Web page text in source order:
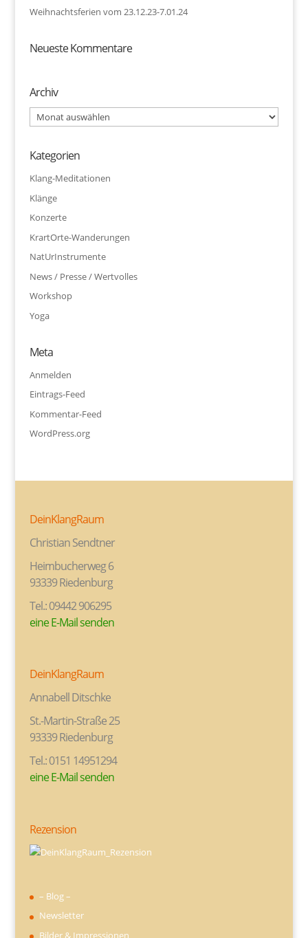
Weihnachtsferien vom 23.12.23-7.01.24
Neueste Kommentare
Archiv
Archiv
Kategorien
Klang-Meditationen
Klänge
Konzerte
KrartOrte-Wanderungen
NatUrInstrumente
News / Presse / Wertvolles
Workshop
Yoga
Meta
Anmelden
Eintrags-Feed
Kommentar-Feed
WordPress.org
DeinKlangRaum
Christian Sendtner
Heimbucherweg 6
93339 Riedenburg
Tel.: 09442 906295
eine E-Mail senden
DeinKlangRaum
Annabell Ditschke
St.-Martin-Straße 25
93339 Riedenburg
Tel.: 0151 14951294
eine E-Mail senden
Rezension
– Blog –
Newsletter
Bilder & Impressionen